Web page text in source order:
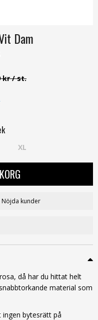
Dam
kr/ st.
XL
Nöjda kunder
då har du hittat helt
material som
ingen bytesrätt på